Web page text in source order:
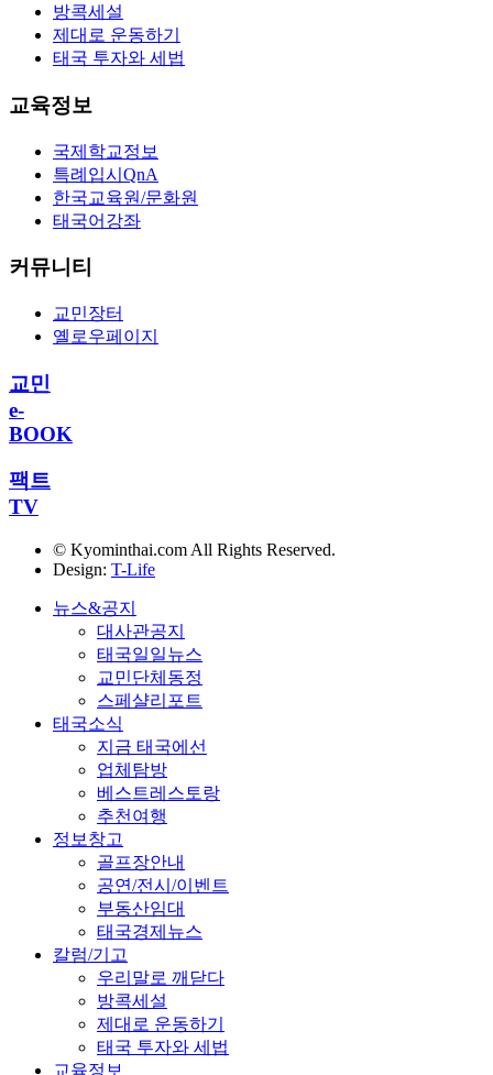
방콕세설
제대로 운동하기
태국 투자와 세법
교육정보
국제학교정보
특례입시QnA
한국교육원/문화원
태국어강좌
커뮤니티
교민장터
옐로우페이지
교민
e-
BOOK
팩트
TV
© Kyominthai.com All Rights Reserved.
Design: T-Life
뉴스&공지
대사관공지
태국일일뉴스
교민단체동정
스페샬리포트
태국소식
지금 태국에선
업체탐방
베스트레스토랑
추천여행
정보창고
골프장안내
공연/전시/이벤트
부동산임대
태국경제뉴스
칼럼/기고
우리말로 깨닫다
방콕세설
제대로 운동하기
태국 투자와 세법
교육정보